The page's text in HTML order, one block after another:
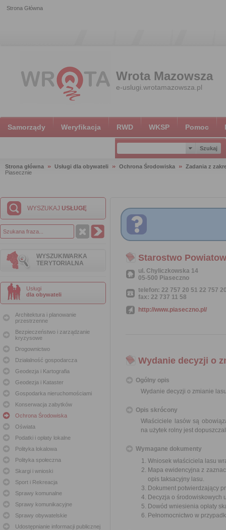
Strona Główna
Wrota Mazowsza
e-uslugi.wrotamazowsza.pl
Samorządy Weryfikacja RWD WKSP Pomoc
Strona główna Usługi dla obywateli Ochrona Środowiska
Zadania z
Piasecznie
WYSZUKAJ USŁUGĘ
WYSZUKIWARKA
TERYTORIALNA
Usługi
dla obywateli
Architektura i planowanie
przestrzenne
Bezpieczeństwo i zarządzanie
kryzysowe
Drogownictwo
Działalność gospodarcza
Geodezja i Kartografia
Geodezja i Kataster
Gospodarka nieruchomościami
Konserwacja zabytków
Ochrona Środowiska
Oświata
Podatki i opłaty lokalne
Polityka lokalowa
Polityka społeczna
Skargi i wnioski
Sport i Rekreacja
Sprawy komunalne
Sprawy komunikacyjne
Sprawy obywatelskie
Udostępnianie informacji publicznej
Starostwo
ul. Chyliczkowska 14
05-500 Piaseczno
telefon: 22 757 20 51 22 757
fax: 22 737 11 58
http://www.piaseczno.pl/
Wydanie decyzji o
Ogólny opis
Wydanie decyzji o zmianie
Opis skrócony
Właściciele lasów są
na użytek rolny jest
Wymagane dokumenty
Wniosek właściciela lasu
Mapa ewidencyjna z
opis taksacyjny lasu.
Dokument potwierdzający
Decyzja o środowiskowych
Dowód wniesienia opłaty
Pełnomocnictwo w